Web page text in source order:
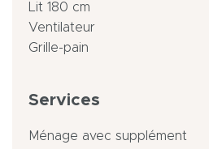
Lit 180 cm
Ventilateur
Grille-pain
Services
Ménage avec supplément